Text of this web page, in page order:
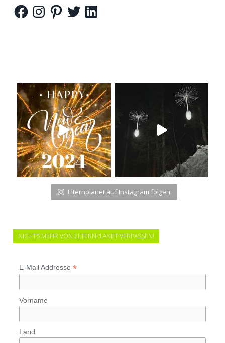
FacebookInstagramPinterestTwitterLinkedIn
Elternplanet auf Instagram folgen
NICHTS MEHR VON ELTERNPLANET VERPASSEN!
E-Mail Addresse *
Vorname
Land